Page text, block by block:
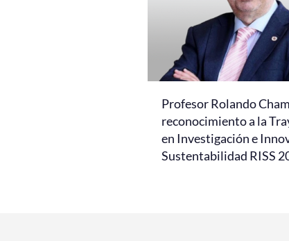
Profesor Rolando
reconocimiento a la
en Investigación e
Sustentabilidad RISS